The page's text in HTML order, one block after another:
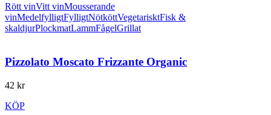
Rött vinVitt vinMousserande
vinMedelfylligtFylligtNötköttVegetarisktFisk &
skaldjurPlockmatLammFågelGrillat
Pizzolato Moscato Frizzante Organic
42 kr
KÖP